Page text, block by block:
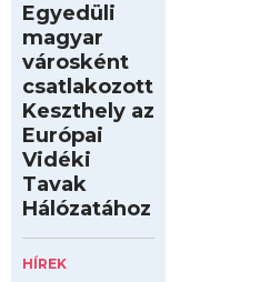
Egyedüli
magyar
városként
csatlakozott
Keszthely az
Európai
Vidéki
Tavak
Hálózatához
HÍREK